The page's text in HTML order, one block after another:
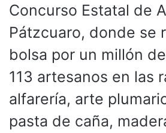
Concurso Estatal de
Pátzcuaro, donde se
bolsa por un millón
113 artesanos en las
alfarería, arte
pasta de caña,